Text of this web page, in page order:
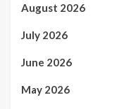
August 2026
July 2026
June 2026
May 2026